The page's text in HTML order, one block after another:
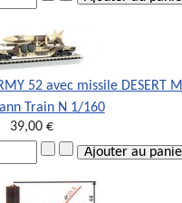
52 avec missile DESERT
Train N 1/160
39,00 €